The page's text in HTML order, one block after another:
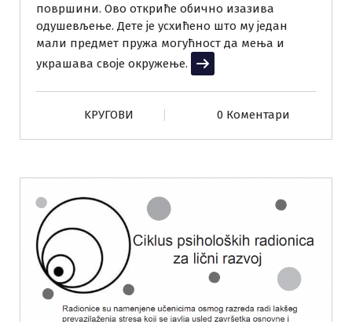
површини. Ово откриће обично изазива
одушевљење. Дете је усхићено што му један
мали предмет пружа могућност да мења и
украшава своје окружење.
Прочитај више
KРУГОВИ 0 Коментари